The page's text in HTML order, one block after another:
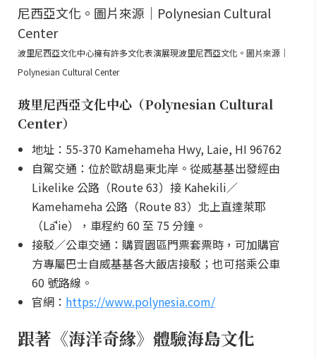
波里尼西亞文化中心擁有許多文化表演展現波里尼西亞文化。圖片來源｜
Polynesian Cultural Center
玻里尼西亞文化中心（Polynesian Cultural
Center）
地址：55-370 Kamehameha Hwy, Laie, HI 96762
自駕交通：位於歐胡島東北岸。從威基基出發經由
Likelike 公路（Route 63）接 Kahekili／
Kamehameha 公路（Route 83）北上直達萊耶
（Lāʻie），車程約 60 至 75 分鐘。
接駁／公車交通：購買園區門票套票時，可加購官
方專屬巴士自威基基各大飯店接駁；也可搭乘公車
60 號路線。
官網： https://www.polynesia.com/
跟著《海洋奇緣》體驗海島文化